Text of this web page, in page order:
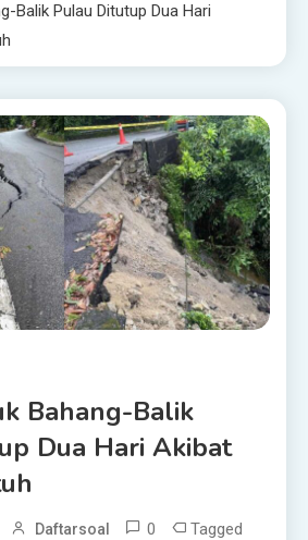
Balik Pulau Ditutup Dua Hari
Bahang-Balik
Dua Hari Akibat
Daftarsoal 0 Tagged